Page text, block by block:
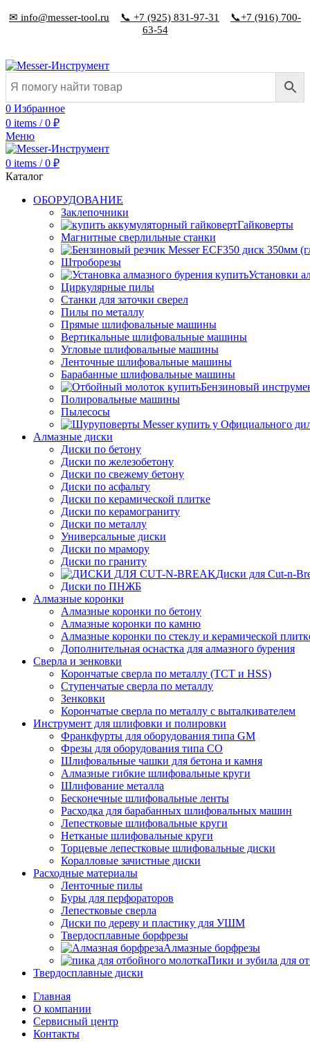
✉ info@messer-tool.ru 📞 +7 (925) 831-97-31
📞+7 (916) 700-
63-54
0 Избранное
0 items / 0 ₽
Меню
0 items / 0 ₽
Каталог
ОБОРУДОВАНИЕ
Заклепочники
Гайковерты
Магнитные сверлильные станки
Штроборезы
Установки
Циркулярные пилы
Станки для заточки сверел
Пилы по металлу
Прямые шлифовальные машины
Вертикальные шлифовальные машины
Угловые шлифовальные машины
Ленточные шлифовальные машины
Барабанные шлифовальные машины
Бензиновый
Полировальные машины
Пылесосы
Алмазные диски
Диски по бетону
Диски по железобетону
Диски по свежему бетону
Диски по асфальту
Диски по керамической плитке
Диски по керамограниту
Диски по металлу
Универсальные диски
Диски по мрамору
Диски по граниту
Диски для Cut-n-
Диски по ПНЖБ
Алмазные коронки
Алмазные коронки по бетону
Алмазные коронки по камню
Алмазные коронки по стеклу и керамической
Дополнительная оснастка для алмазного бурения
Сверла и зенковки
Корончатые сверла по металлу (TCT и HSS)
Ступенчатые сверла по металлу
Зенковки
Корончатые сверла по металлу c выталкивателем
Инструмент для шлифовки и полировки
Франкфурты для оборудования типа GM
Фрезы для оборудования типа СО
Шлифовальные чашки для бетона и камня
Алмазные гибкие шлифовальные круги
Шлифование металла
Бесконечные шлифовальные ленты
Расходка для барабанных шлифовальных машин
Лепестковые шлифовальные круги
Нетканые шлифовальные круги
Торцевые лепестковые шлифовальные диски
Коралловые зачистные диски
Расходные материалы
Ленточные пилы
Буры для перфораторов
Лепестковые сверла
Диски по дереву и пластику для УШМ
Твердосплавные борфрезы
Алмазные борфрезы
Пики и зубила для
Твердосплавные диски
Главная
О компании
Сервисный центр
Контакты